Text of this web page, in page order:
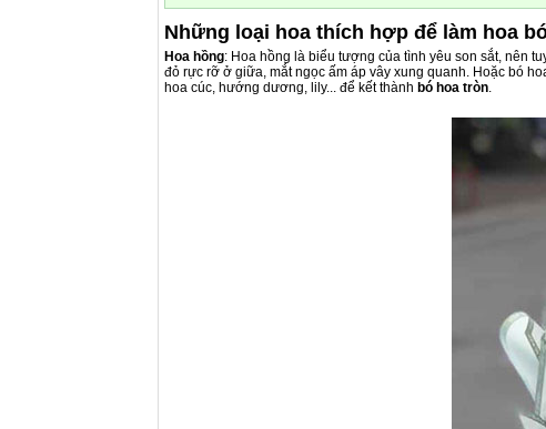
Những loại hoa thích hợp để làm hoa
Hoa hồng: Hoa hồng là biểu tượng của tình yêu son sắt, nên
đỏ rực rỡ ở giữa, mắt ngọc ấm áp vây xung quanh. Hoặc bó
hoa cúc, hướng dương, lily... để kết thành bó hoa tròn.